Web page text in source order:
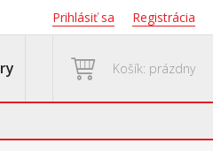
Prihlásiť sa Registrácia
Košík: prázdny